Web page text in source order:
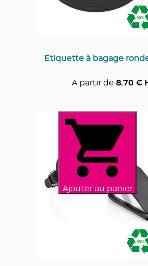
Etiquette à bagage
A partir de 8.70 €
Ajouter au panier